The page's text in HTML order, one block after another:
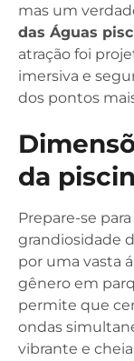
mas um
das Águas
atração foi
imersiva e
dos pontos
da
Prepare-se
grandiosidade
por uma vasta
gênero em
permite que
ondas
vibrante e